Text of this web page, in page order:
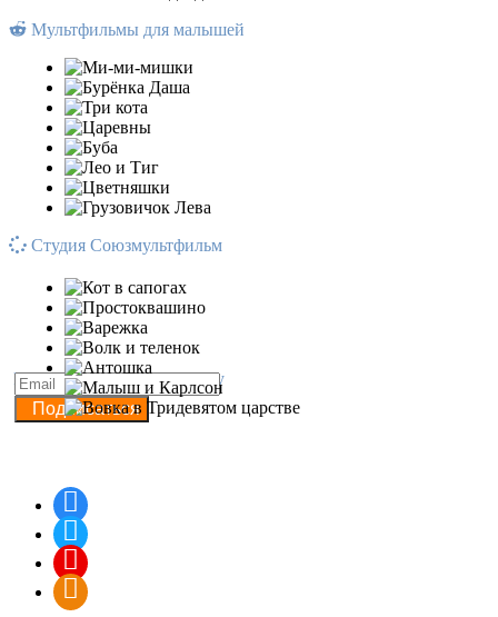
Мультфильмы для малышей
Студия Союзмультфильм
Подписывайся на рассылку
Подписаться